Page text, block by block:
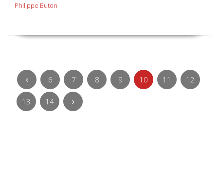
Philippe Buton
6 7 8 9 10 11 12
13 14